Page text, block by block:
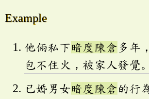
Example
他倆私下暗度陳倉 多年
包不住火，被家人發覺。
已婚男女暗度陳倉的行